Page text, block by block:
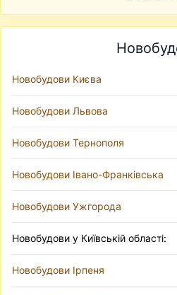
Новобудови Києва
Новобудови Львова
Новобудови Тернополя
Новобудови Івано-Франківська
Новобудови Ужгорода
Новобудови у Київській області:
Новобудови Ірпеня